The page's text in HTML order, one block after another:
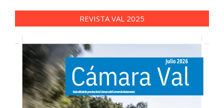
REVISTA VAL 2025